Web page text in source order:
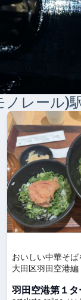
ノレール)
おいしい中華そ
大田区羽田空港
羽田空港第１